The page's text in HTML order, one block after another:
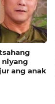
niyang
ang anak